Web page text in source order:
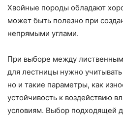
Хвойные породы обладают
может быть полезно при
непрямыми углами.
При выборе между
для лестницы нужно
но и такие параметры, как
устойчивость к воздействию
условиям. Выбор подходящей